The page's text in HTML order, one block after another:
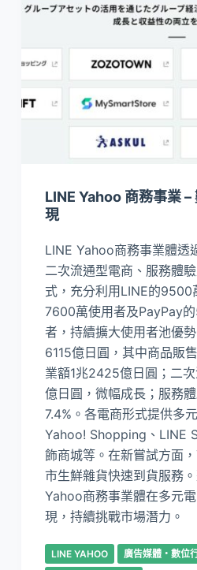
LINE Yahoo 商務事業
現
LINE Yahoo商務事業體透
二次流通型電商、服務體
式，充分利用LINE的9500
7600萬使用者及PayPay
者，持續擴大使用者池優
6115億日圓，其中商品販
業額1兆2425億日圓；二
億日圓，微幅成長；服務
7.4%。各電商形式提供多
Yahoo! Shopping、LINE
飾商城等。在新嘗試方面
市生鮮雜貨快速到貨服務
Yahoo商務事業體在多元
現，持續挑戰市場潛力。
LINE YAHOO 廣告媒體・數位